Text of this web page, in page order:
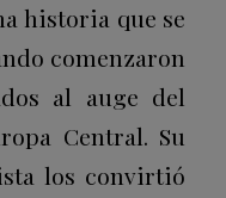
historia que se
comenzaron
al auge del
Central. Su
los convirtió